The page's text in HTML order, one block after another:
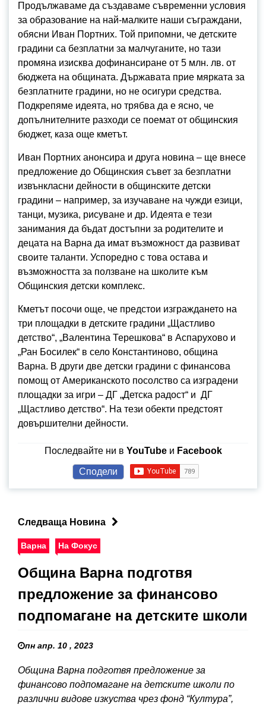
Продължаваме да създаваме съвременни условия
за образование на най-малките наши съграждани,
обясни Иван Портних. Той припомни, че детските
градини са безплатни за малчуганите, но тази
промяна изисква дофинансиране от 5 млн. лв. от
бюджета на общината. Държавата прие мярката за
безплатните градини, но не осигури средства.
Подкрепяме идеята, но трябва да е ясно, че
допълнителните разходи се поемат от общинския
бюджет, каза още кметът.
Иван Портних анонсира и друга новина – ще внесе
предложение до Общинския съвет за безплатни
извънкласни дейности в общинските детски
градини – например, за изучаване на чужди езици,
танци, музика, рисуване и др. Идеята е тези
занимания да бъдат достъпни за родителите и
децата на Варна да имат възможност да развиват
своите таланти. Успоредно с това остава и
възможността за ползване на школите към
Общинския детски комплекс.
Кметът посочи още, че предстои изграждането на
три площадки в детските градини „Щастливо
детство“, „Валентина Терешкова“ в Аспарухово и
„Ран Босилек“ в село Константиново, община
Варна. В други две детски градини с финансова
помощ от Американското посолство са изградени
площадки за игри – ДГ „Детска радост“ и ДГ
„Щастливо детство“. На тези обекти предстоят
довършителни дейности.
Последвайте ни в YouTubeи Facebook
Сподели
Следваща Новина
Варна На Фокус
Община Варна подготвя
предложение за финансово
подпомагане на детските школи
пн апр. 10 , 2023
Община Варна подготвя предложение за
финансово подпомагане на детските школи по
различни видове изкуства чрез фонд “Култура”,